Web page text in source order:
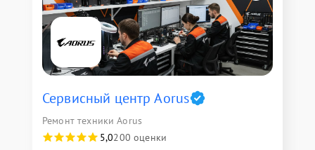
Сервисный центр Aorus
Ремонт техники Aorus
5,0200 оценки